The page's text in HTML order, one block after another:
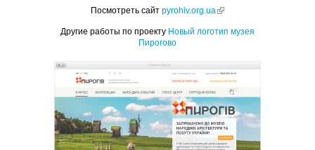
Посмотреть сайт pyrohiv.org.ua
Другие работы по проекту Новый логотип музея
Пирогово